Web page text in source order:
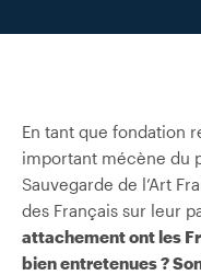
En tant que fondation
important mécène du
Sauvegarde de l’Art
des Français sur leur
attachement ont les
bien entretenues ?